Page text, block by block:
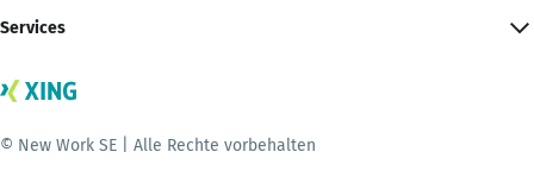
Services
© New Work SE | Alle Rechte vorbehalten